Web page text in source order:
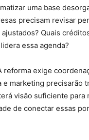
uma base
precisam revisar
Quais
essa agenda?
reforma exige
marketing precisarão
visão suficiente
de conectar essas